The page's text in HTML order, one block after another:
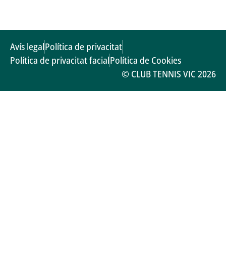
© CLUB TENNIS VIC 2026
Avís legalPolítica de privacitat
Política de privacitat facialPolítica de Cookies